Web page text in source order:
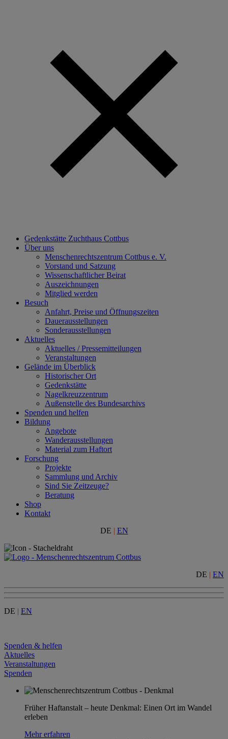
Gedenkstätte Zuchthaus Cottbus
Über uns
Menschenrechtszentrum Cottbus e. V.
Vorstand und Satzung
Wissenschaftlicher Beirat
Auszeichnungen
Mitglied werden
Besuch
Anfahrt, Preise und Öffnungszeiten
Dauerausstellungen
Sonderausstellungen
Aktuelles
Aktuelles / Pressemitteilungen
Veranstaltungen
Gelände im Überblick
Historischer Ort
Gedenkstätte
Nagelkreuzzentrum
Außenstelle des Bundesarchivs
Spenden und helfen
Bildung
Angebote
Wanderausstellungen
Material zum Haftort
Forschung
Projekte
Sammlung und Archiv
Sind Sie Zeitzeuge?
Beratung
Shop
Kontakt
DE | EN
DE | EN
DE | EN
Spenden & helfen
Aktuelles
Veranstaltungen
Spenden
Früher Haftanstalt – heute Denkmal: Einen Ort im Wandel
erleben
Mehr erfahren